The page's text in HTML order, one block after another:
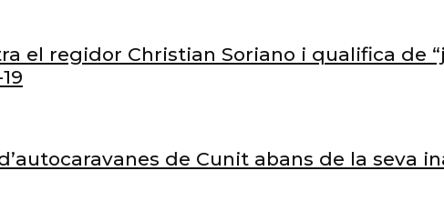
el regidor Christian Soriano i qualifica de
de Cunit abans de la seva